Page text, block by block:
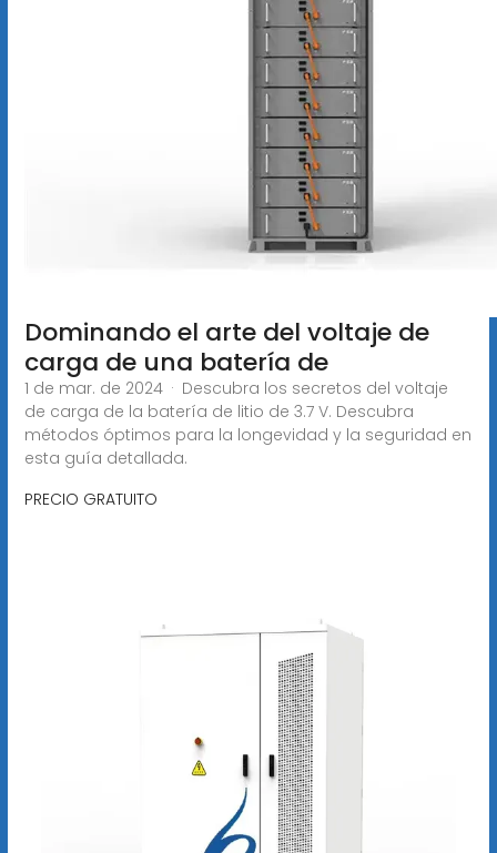
Dominando el arte del voltaje de
carga de una batería de
1 de mar. de 2024 · Descubra los secretos del voltaje
de carga de la batería de litio de 3.7 V. Descubra
métodos óptimos para la longevidad y la seguridad en
esta guía detallada.
PRECIO GRATUITO